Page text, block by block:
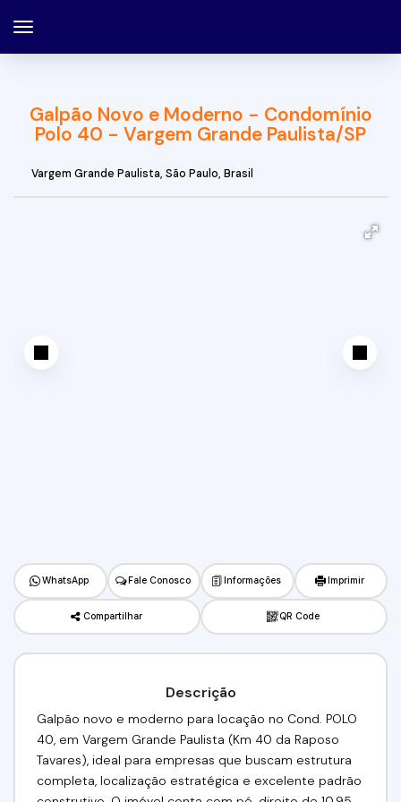
Galpão Novo e Moderno - Condomínio
Polo 40 - Vargem Grande Paulista/SP
Vargem Grande Paulista, São Paulo, Brasil
WhatsApp Fale Conosco Informações Imprimir
Compartilhar QR Code
Descrição
Galpão novo e moderno para locação no Cond. POLO
40, em Vargem Grande Paulista (Km 40 da Raposo
Tavares), ideal para empresas que buscam estrutura
completa, localização estratégica e excelente padrão